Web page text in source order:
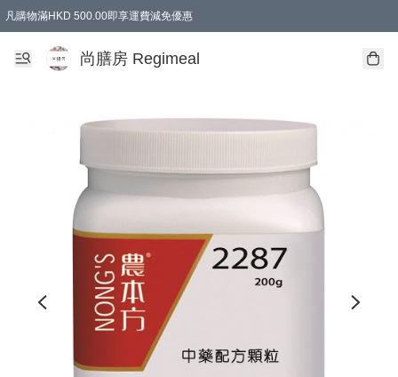
凡購物滿HKD 500.00即享運費減免優惠
尚膳房 Regimeal